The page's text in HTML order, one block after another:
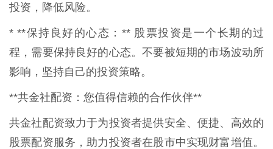
投资，降低风险。
* **保持良好的心态：** 股票投资是一个长期的过
程，需要保持良好的心态。不要被短期的市场波动所
影响，坚持自己的投资策略。
**共金社配资：您值得信赖的合作伙伴**
共金社配资致力于为投资者提供安全、便捷、高效的
股票配资服务，助力投资者在股市中实现财富增值。